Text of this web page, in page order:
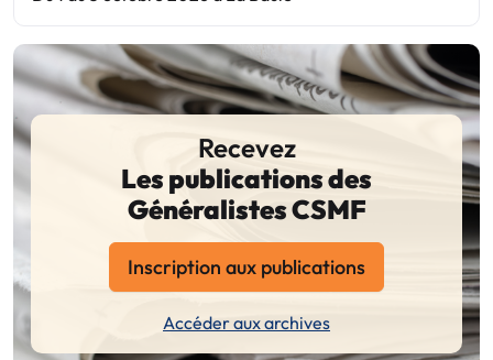
Recevez
Les publications des
Généralistes CSMF
Inscription aux publications
Accéder aux archives